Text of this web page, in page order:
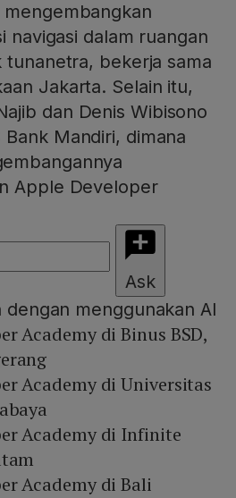
navigasi dalam ruangan
tunanetra, bekerja sama
Jakarta. Selain itu,
dan Denis Wibisono
Mandiri, dimana
Apple Developer
Ask
dengan menggunakan AI
Academy di Binus BSD,
Academy di Universitas
Academy di Infinite
Academy di Bali